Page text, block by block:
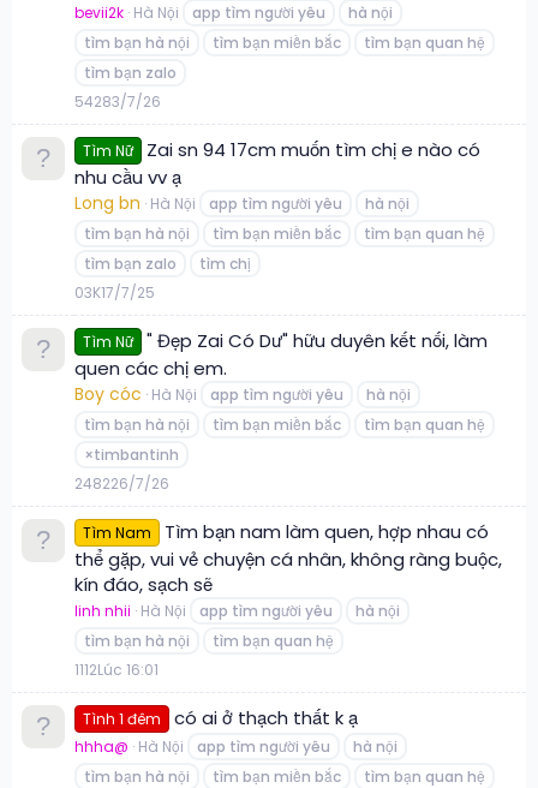
bevii2k Hà Nội app tìm người yêu
hà nội
tìm bạn hà nội
tìm bạn miền bắc
tìm bạn quan hệ
tìm bạn zalo
54283/7/26
Tìm Nữ
Zai sn 94 17cm muốn tìm chị e nào có
nhu cầu vv ạ
Long bn Hà Nội app tìm người yêu
hà nội
tìm bạn hà nội
tìm bạn miền bắc
tìm bạn quan hệ
tìm bạn zalo
tìm chị
03K17/7/25
Tìm Nữ
" Đẹp Zai Có Dư" hữu duyên kết nối, làm
quen các chị em.
Boy cóc Hà Nội app tìm người yêu
hà nội
tìm bạn hà nội
tìm bạn miền bắc
tìm bạn quan hệ
×timbantinh
248226/7/26
Tìm Nam
Tìm bạn nam làm quen, hợp nhau có
thể gặp, vui vẻ chuyện cá nhân, không ràng buộc,
kín đáo, sạch sẽ
linh nhii Hà Nội app tìm người yêu
hà nội
tìm bạn hà nội
tìm bạn quan hệ
1112Lúc 16:01
Tình 1 đêm có ai ở thạch thất k ạ
hhha@ Hà Nội app tìm người yêu
hà nội
tìm bạn hà nội
tìm bạn miền bắc
tìm bạn quan hệ